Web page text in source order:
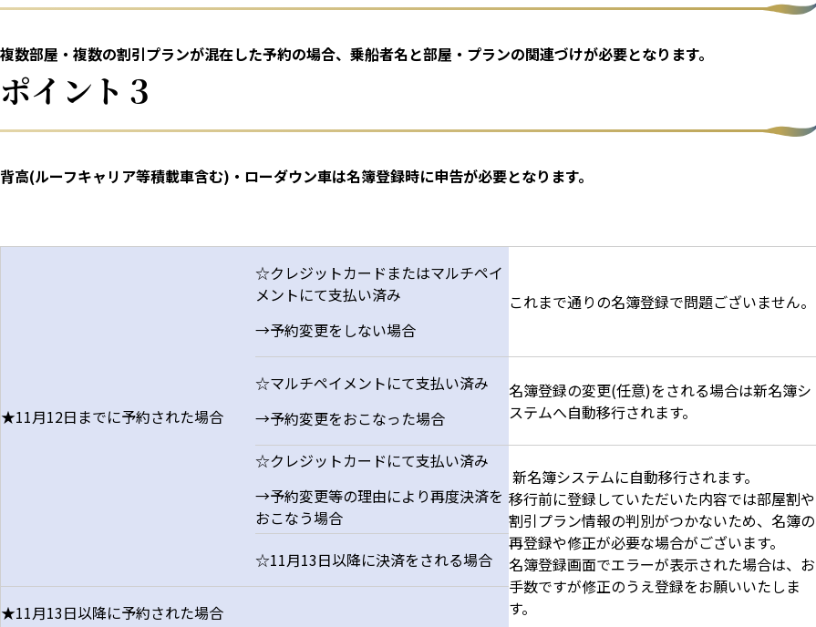
複数部屋・複数の割引プランが混在した予約の場合、乗船者名と部屋・プランの関連づけが必要となります。
ポイント３
背高(ルーフキャリア等積載車含む)・ローダウン車は名簿登録時に申告が必要となります。
★11月12日までに予約された場合
☆クレジットカードまたはマルチペイ
メントにて支払い済み
→予約変更をしない場合
これまで通りの名簿登録で問題ございません。
☆マルチペイメントにて支払い済み
→予約変更をおこなった場合
名簿登録の変更(任意)をされる場合は新名簿シ
ステムへ自動移行されます。
☆クレジットカードにて支払い済み
→予約変更等の理由により再度決済を
おこなう場合
新名簿システムに自動移行されます。
移行前に登録していただいた内容では部屋割や
割引プラン情報の判別がつかないため、名簿の
再登録や修正が必要な場合がございます。
名簿登録画面でエラーが表示された場合は、お
手数ですが修正のうえ登録をお願いいたしま
す。
☆11月13日以降に決済をされる場合
★11月13日以降に予約された場合